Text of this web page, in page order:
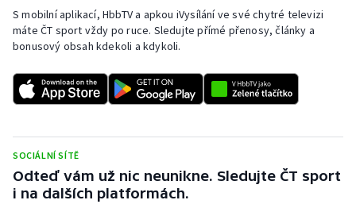
S mobilní aplikací, HbbTV a apkou iVysílání ve své chytré televizi
máte ČT sport vždy po ruce. Sledujte přímé přenosy, články a
bonusový obsah kdekoli a kdykoli.
SOCIÁLNÍ SÍTĚ
Odteď vám už nic neunikne. Sledujte ČT sport
i na dalších platformách.